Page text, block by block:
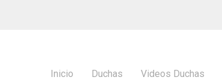
Inicio Duchas Videos Duchas